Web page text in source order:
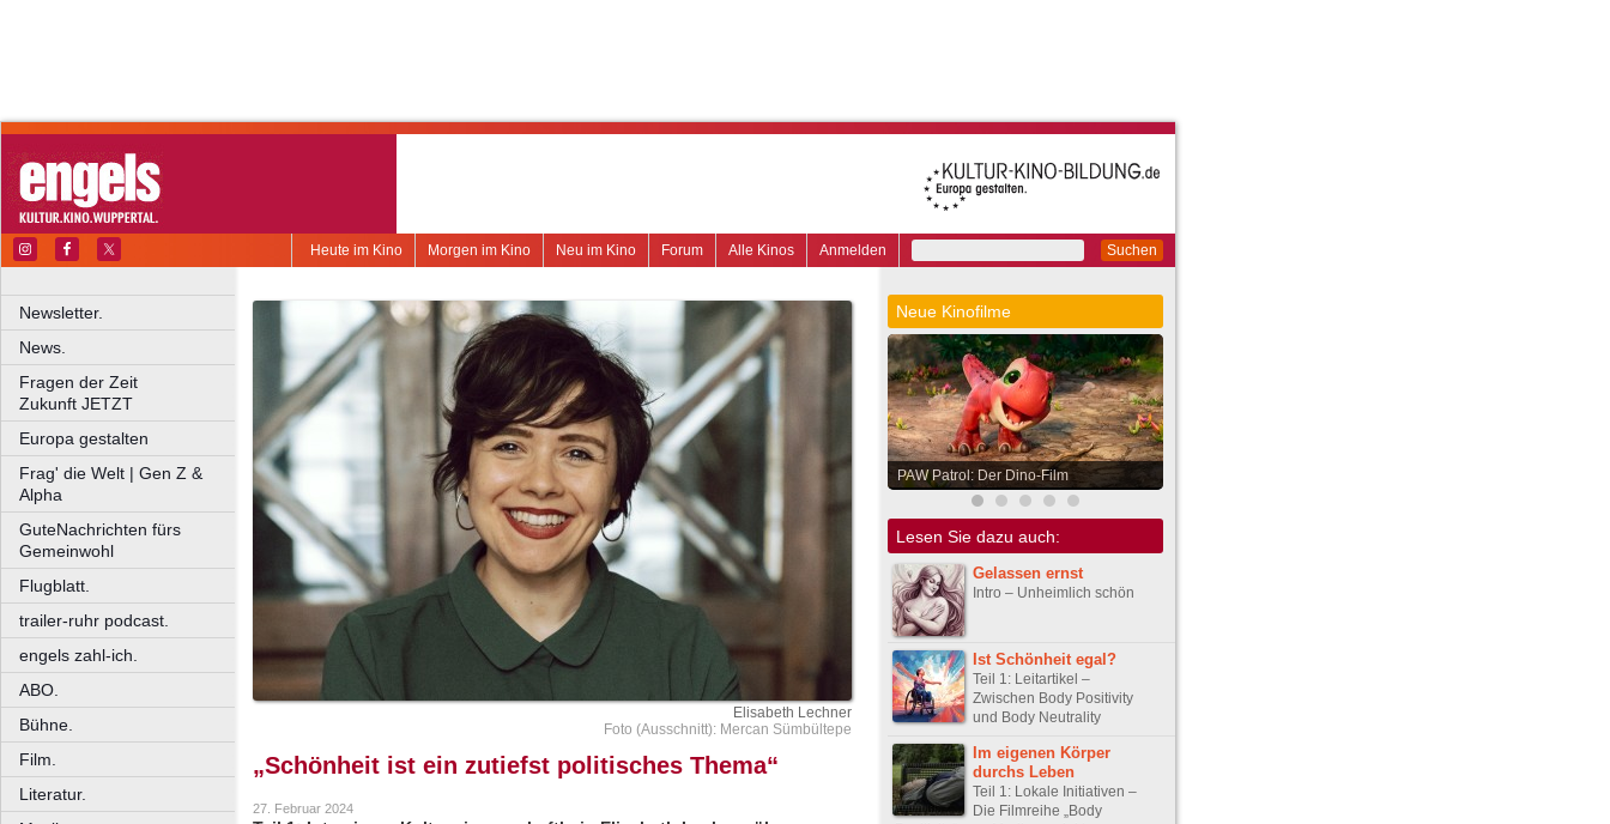
Suchen
Anmelden
Alle Kinos
Forum
Neu im Kino
Morgen im Kino
Heute im Kino
Newsletter.
News.
Fragen der Zeit
Zukunft JETZT
Europa gestalten
Frag' die Welt | Gen Z &
Alpha
GuteNachrichten fürs
Gemeinwohl
Flugblatt.
trailer-ruhr podcast.
engels zahl-ich.
ABO.
Bühne.
Film.
Literatur.
Elisabeth Lechner
Foto (Ausschnitt): Mercan Sümbültepe
„Schönheit ist ein zutiefst politisches Thema“
27. Februar 2024
Neue Kinofilme
PAW Patrol: Der Dino-Film
Lesen Sie dazu auch:
Gelassen ernst
Intro – Unheimlich schön
Ist Schönheit egal?
Teil 1: Leitartikel –
Zwischen Body Positivity
und Body Neutrality
Im eigenen Körper
durchs Leben
Teil 1: Lokale Initiativen –
Die Filmreihe „Body